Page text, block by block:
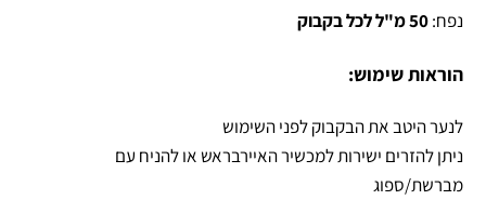
נפח:50 מ"ל לכל בקבוק
הוראות שימוש:
לנער היטב את הבקבוק לפני השימוש
ניתן להזרים ישירות למכשיר האיירבראש או להניח עם
מברשת/ספוג